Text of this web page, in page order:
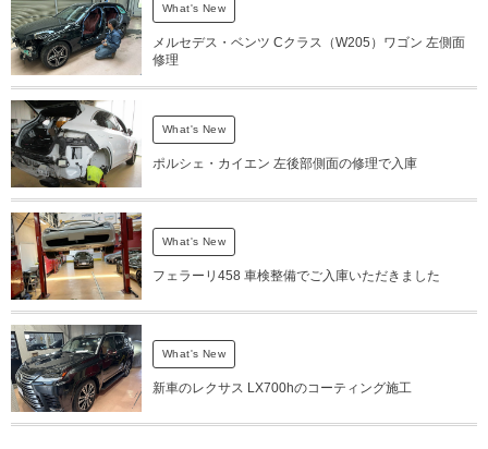
What's New
メルセデス・ベンツ Cクラス（W205）ワゴン 左側面
修理
What's New
ポルシェ・カイエン 左後部側面の修理で入庫
What's New
フェラーリ458 車検整備でご入庫いただきました
What's New
新車のレクサス LX700hのコーティング施工